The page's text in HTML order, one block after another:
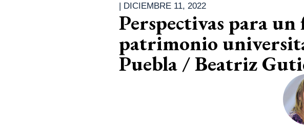
| DICIEMBRE 11, 2022
Perspectivas para
patrimonio
Puebla / Beatriz